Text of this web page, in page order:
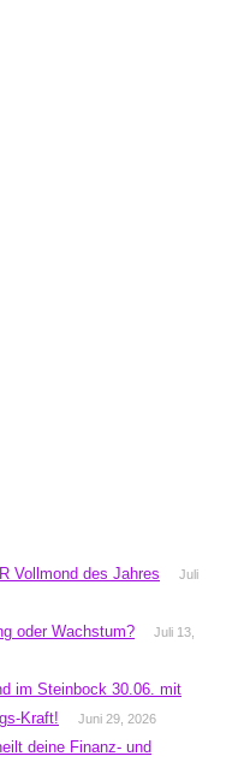
Vollmond des Jahres
Juli
oder Wachstum?
Juli 13,
im Steinbock 30.06. mit
Kraft!
Juni 29, 2026
deine Finanz- und